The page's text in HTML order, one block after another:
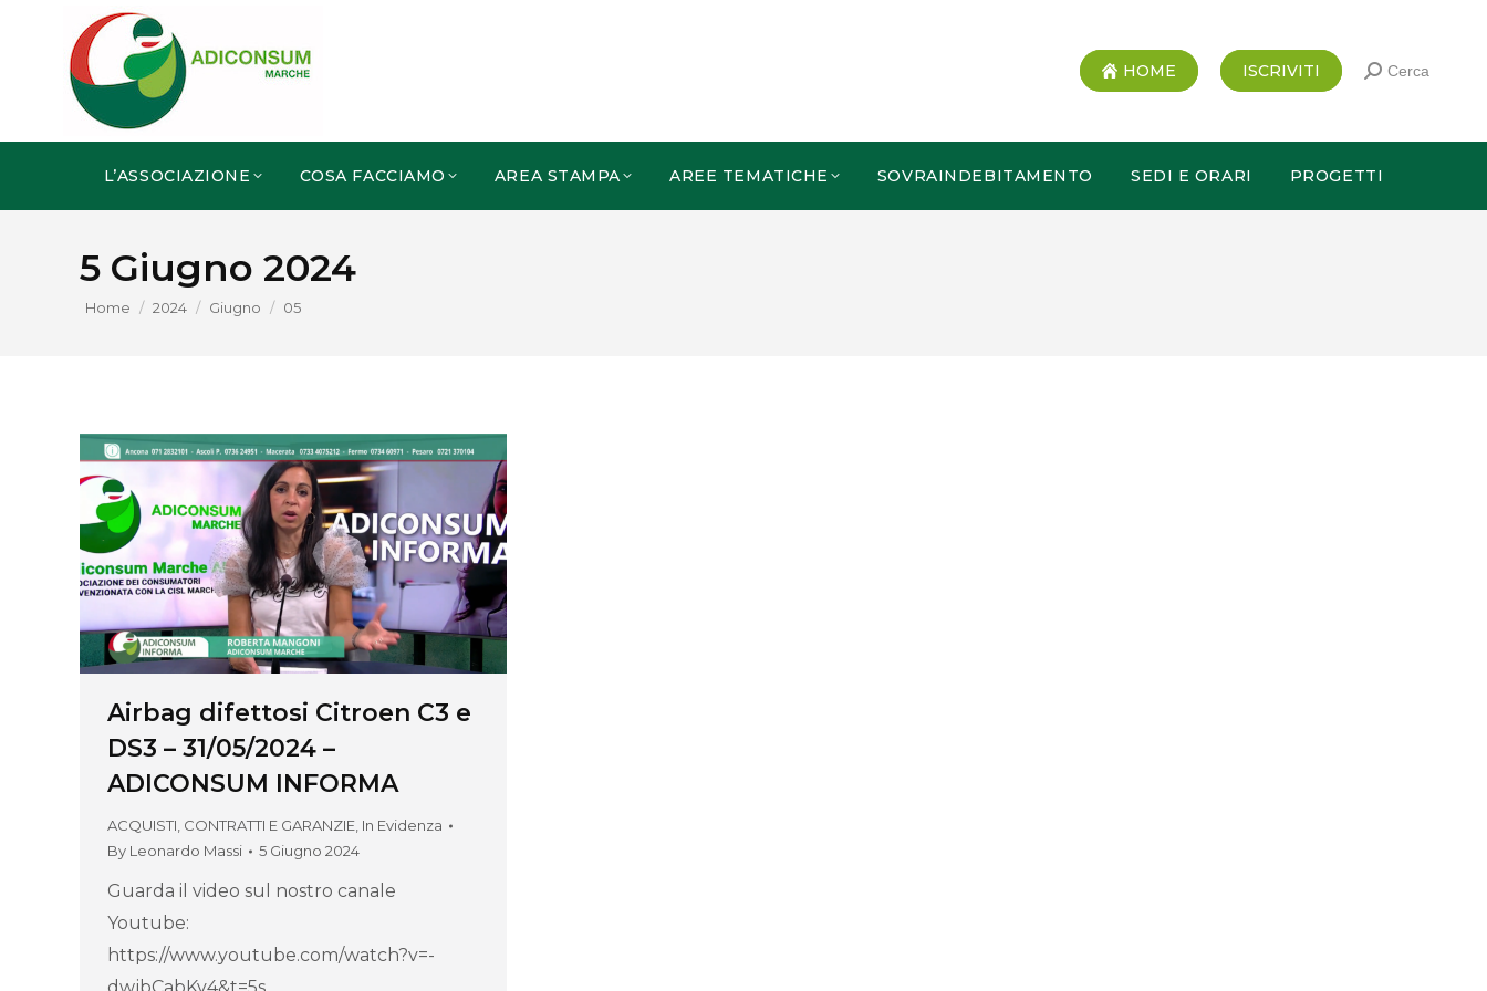
HOME ISCRIVITI Cerca
L’ASSOCIAZIONE COSA FACCIAMO AREA STAMPA AREE TEMATICHE SOVRAINDEBITAMENTO SEDI E ORARI PROGETTI
5 Giugno 2024
You are here:
Home 2024 Giugno 05
Airbag difettosi Citroen C3 e
DS3 – 31/05/2024 –
ADICONSUM INFORMA
ACQUISTI, CONTRATTI E GARANZIE, In Evidenza
By Leonardo Massi 5 Giugno 2024
Guarda il video sul nostro canale
Youtube:
https://www.youtube.com/watch?v=-